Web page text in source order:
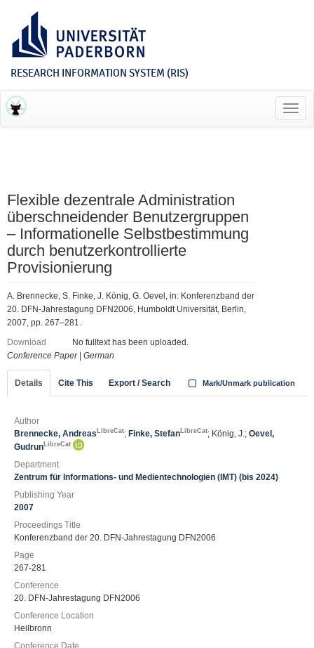
RESEARCH INFORMATION SYSTEM (RIS)
Flexible dezentrale Administration
überschneidender Benutzergruppen
– Informationelle Selbstbestimmung
durch benutzerkontrollierte
Provisionierung
A. Brennecke, S. Finke, J. König, G. Oevel, in: Konferenzband der
20. DFN-Jahrestagung DFN2006, Humboldt Universität, Berlin,
2007, pp. 267–281.
Download
No fulltext has been uploaded.
Conference Paper| German
Details Cite This Export / Search Mark/Unmark publication
Author
Brennecke, Andreas LibreCat; Finke, Stefan LibreCat; König, J.; Oevel,
Gudrun LibreCat
Department
Zentrum für Informations- und Medientechnologien (IMT) (bis 2024)
Publishing Year
2007
Proceedings Title
Konferenzband der 20. DFN-Jahrestagung DFN2006
Page
267-281
Conference
20. DFN-Jahrestagung DFN2006
Conference Location
Heilbronn
Conference Date